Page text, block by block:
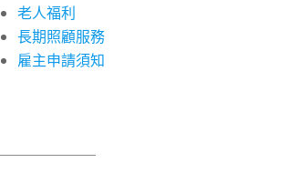
老人福利
長期照顧服務
雇主申請須知